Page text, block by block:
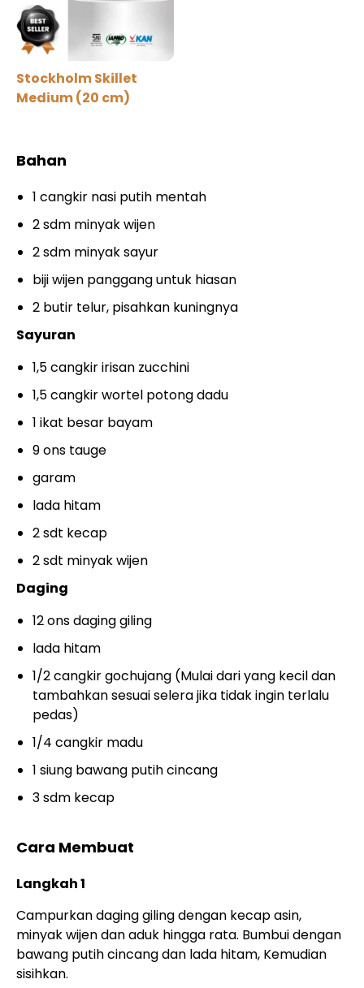
Stockholm Skillet
Medium (20 cm)
Bahan
1 cangkir nasi putih mentah
2 sdm minyak wijen
2 sdm minyak sayur
biji wijen panggang untuk hiasan
2 butir telur, pisahkan kuningnya
Sayuran
1,5 cangkir irisan zucchini
1,5 cangkir wortel potong dadu
1 ikat besar bayam
9 ons tauge
garam
lada hitam
2 sdt kecap
2 sdt minyak wijen
Daging
12 ons daging giling
lada hitam
1/2 cangkir gochujang (Mulai dari yang kecil dan
tambahkan sesuai selera jika tidak ingin terlalu
pedas)
1/4 cangkir madu
1 siung bawang putih cincang
3 sdm kecap
Cara Membuat
Langkah 1
Campurkan daging giling dengan kecap asin,
minyak wijen dan aduk hingga rata. Bumbui dengan
bawang putih cincang dan lada hitam, Kemudian
sisihkan.